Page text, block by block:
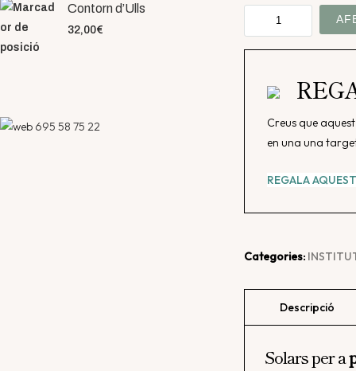
Contorn d’Ulls
32,00€
695 58 75 22
quantitat
de
Crema
Corporal
Creus que
en una una
REGALA
Categories:
Solars per a